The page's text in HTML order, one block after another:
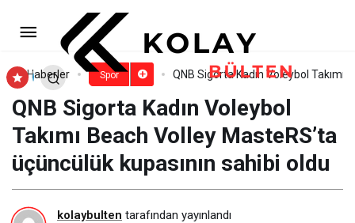
Haberler Spor QNB Sigorta Kadın Voleybol Takımı
QNB Sigorta Kadın Voleybol
Takımı Beach Volley MasteRS’ta
üçüncülük kupasının sahibi oldu
kolaybulten tarafından yayınlandı
Balçova’da Milli Heyecan Dev
Ekrana Taşınıyor
Yorum Yap Paylaş